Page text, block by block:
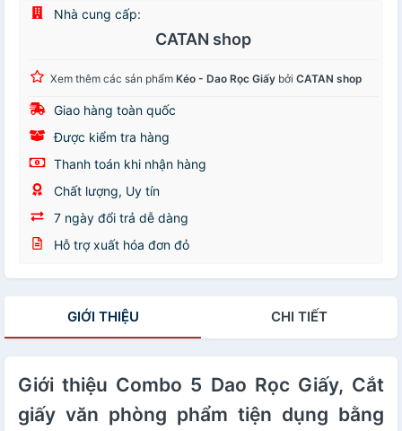
Nhà cung cấp:
CATAN shop
Xem thêm các sản phẩm Kéo - Dao Rọc Giấy bởi CATAN shop
Giao hàng toàn quốc
Được kiểm tra hàng
Thanh toán khi nhận hàng
Chất lượng, Uy tín
7 ngày đổi trả dễ dàng
Hỗ trợ xuất hóa đơn đỏ
GIỚI THIỆU CHI TIẾT
Giới thiệu Combo 5 Dao Rọc Giấy, Cắt
giấy văn phòng phẩm tiện dụng bằng